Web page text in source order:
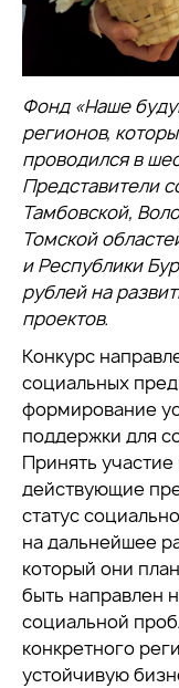
Фонд «Наше
регионов,
проводился в
Представители
Тамбовской,
Томской
и Республики
рублей на
проектов.
Конкурс
социальных
формирование
поддержки для
Принять
действующие
статус
на дальнейшее
который они
быть направлен
социальной
конкретного
устойчивую